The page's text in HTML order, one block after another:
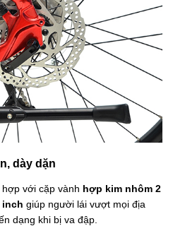
dày dặn
hợp với cặp vành hợp kim nhôm 2
inch giúp người lái vượt mọi địa
dạng khi bị va đập.